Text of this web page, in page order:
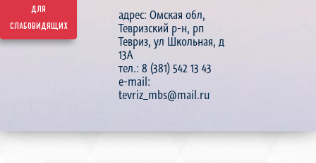
для
слабовидящих
адрес: Омская обл,
Тевризский р-н, рп
Тевриз, ул Школьная, д
13А
тел.: 8 (381) 542 13 43
e-mail:
tevriz_mbs@mail.ru